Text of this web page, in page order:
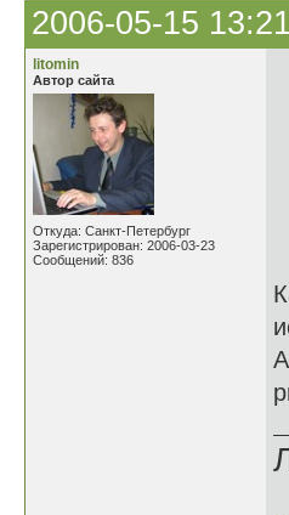
2006-05-15
litomin
Автор сайта
Откуда: Санкт-Петербург
Зарегистрирован: 2006-03-23
Сообщений: 836